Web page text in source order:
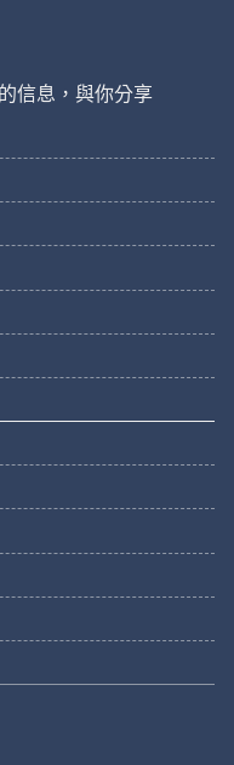
信息，與你分享